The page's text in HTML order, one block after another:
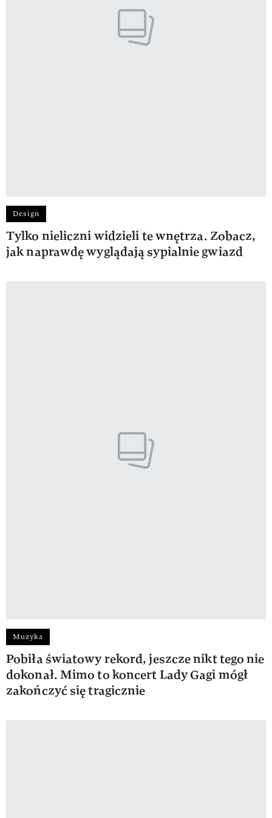
Design
Tylko nieliczni widzieli te wnętrza. Zobacz,
jak naprawdę wyglądają sypialnie gwiazd
Muzyka
Pobiła światowy rekord, jeszcze nikt tego nie
dokonał. Mimo to koncert Lady Gagi mógł
zakończyć się tragicznie